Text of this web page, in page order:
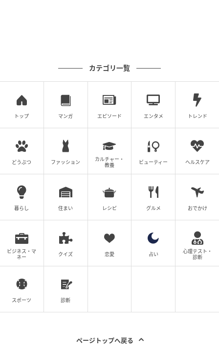
思わず言葉を失いました。
「うちにはまだ赤ちゃんはいません」と伝えると、一
瞬黙り込んだものの、
「念のため、一度ご自宅の様子
を確認していただけますか？」と言ってきた管理人。
状況が理解できず、私は不安と違和感を抱えたまま、
両親とともに家の様子を見に行くことにしました。
自宅に着いたときには、泣き声は聞こえませんでし
た。静かに鍵を開けて中に入ると――目を疑う光景が
広がっていました。
リビングの床に寝かされた、隣人夫婦の赤ちゃん。そ
して、寝室では夫と隣の奥さんがあられもない姿で寝
ていたのです。
一瞬、何が起きているか理解できませんでした。しか
し、状況を見れば明らかでした。
勤が増えたこと、そして隣の赤ちゃんが泣き続けてい
カテゴリ一覧
トップ マンガ エピソード エンタメ トレンド
どうぶつ ファッション
カルチャー・
教養
ビューティー ヘルスケア
暮らし 住まい レシピ グルメ おでかけ
ビジネス・マ
ネー
クイズ 恋愛 占い
心理テスト・
診断
スポーツ 診断
ページトップへ戻る